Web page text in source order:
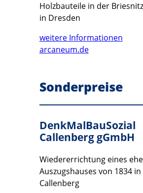
Holzbauteile in der
in Dresden
weitere Informationen
arcaneum.de
Sonderpreise
DenkMalBauSozial
Callenberg gGmbH
Wiedererrichtung eines
Auszugshauses von 1834 in
Callenberg